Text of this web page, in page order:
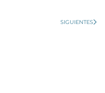
SIGUIENTES